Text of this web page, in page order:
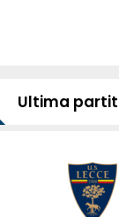
Ultima